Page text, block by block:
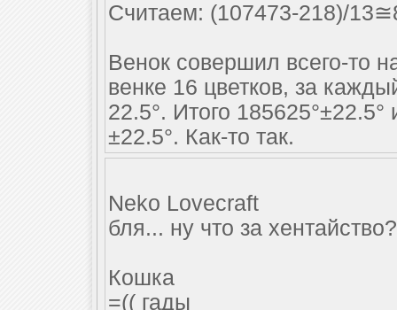
Считаем: (107473-218)/
Венок совершил всего-то
венке 16 цветков, за
22.5°. Итого
±22.5°. Как-то так.
Neko Lovecraft
бля... ну что за
Кошка
=(( гады